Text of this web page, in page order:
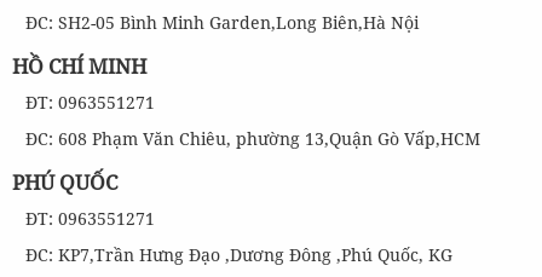
ĐC: SH2-05 Bình Minh Garden,Long Biên,Hà Nội
HỒ CHÍ MINH
ĐT: 0963551271
ĐC: 608 Phạm Văn Chiêu, phường 13,Quận Gò Vấp,HCM
PHÚ QUỐC
ĐT: 0963551271
ĐC: KP7,Trần Hưng Đạo ,Dương Đông ,Phú Quốc, KG